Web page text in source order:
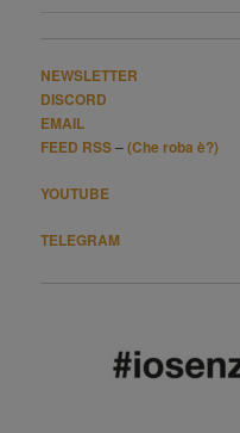
NEWSLETTER
DISCORD
EMAIL
FEED RSS–(Che roba è?)
YOUTUBE
TELEGRAM